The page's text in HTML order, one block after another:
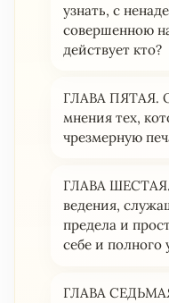
узнать, с
совершенною
действует кто?
ГЛАВА ПЯТАЯ.
мнения тех,
чрезмерную
ГЛАВА
ведения,
предела и
себе и полного
ГЛАВА